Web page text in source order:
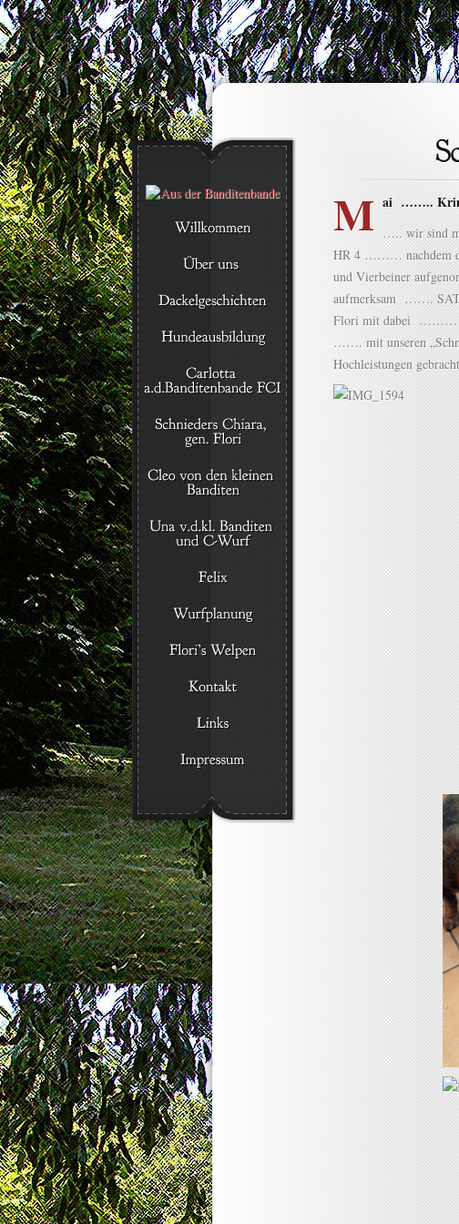
M ai ……..
….. wir sind
HR 4 ……… nachdem
und Vierbeiner
aufmerksam ……. SAT
Flori mit dabei ………
……. mit unseren
Hochleistungen